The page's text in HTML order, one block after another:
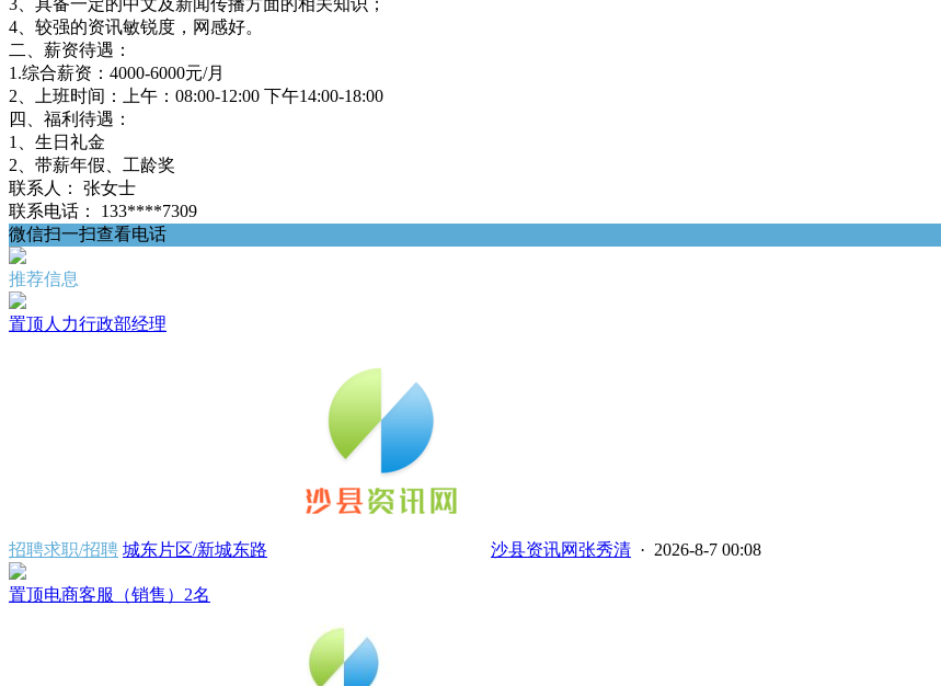
3、具备一定的中文及新闻传播方面的相关知识；
4、较强的资讯敏锐度，网感好。
二、薪资待遇：
1.综合薪资：4000-6000元/月
2、上班时间：上午：08:00-12:00 下午14:00-18:00
四、福利待遇：
1、生日礼金
2、带薪年假、工龄奖
联系人：
张女士
联系电话：
133****7309
微信扫一扫查看电话
推荐信息
置顶 人力行政部经理
招聘求职/招聘 城东片区/新城东路 沙县资讯网张秀清 · 2026-8-7 00:08
置顶电商客服（销售）2名